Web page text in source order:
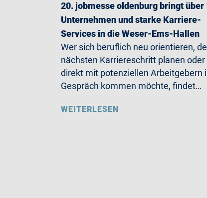
20. jobmesse oldenburg bringt über
Unternehmen und starke Karriere-
Services in die Weser-Ems-Hallen
Wer sich beruflich neu orientieren,
nächsten Karriereschritt planen oder
direkt mit potenziellen Arbeitgebern
Gespräch kommen möchte, findet…
WEITERLESEN